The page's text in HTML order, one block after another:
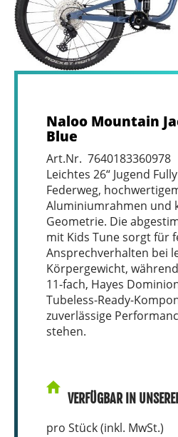
Naloo Mountain
Blue
Art.Nr. 7640183360978
Leichtes 26“ Jugend
Federweg,
Aluminiumrahmen und
Geometrie. Die
mit Kids Tune sorgt für
Ansprechverhalten bei
Körpergewicht,
11-fach, Hayes
Tubeless-Ready-
zuverlässige
stehen.
VERFÜGBAR IN
pro Stück (inkl. MwSt.)